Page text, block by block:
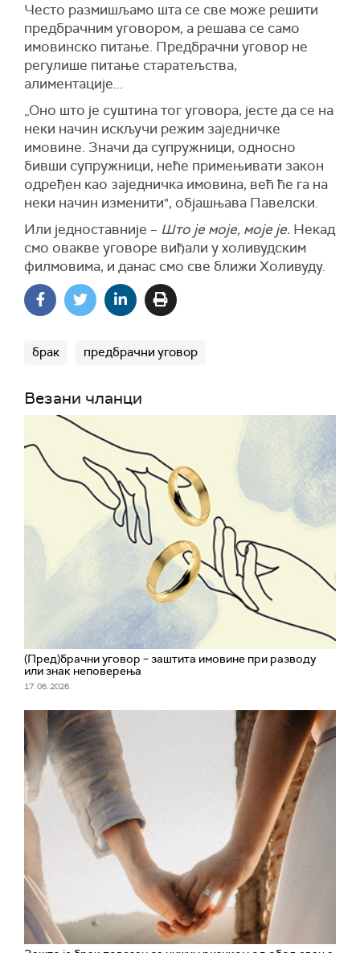
Често размишљамо шта се све може решити
предбрачним уговором, а решава се само
имовинско питање. Предбрачни уговор не
регулише питање старатељства,
алиментације...
„Оно што је суштина тог уговора, јесте да се на
неки начин искључи режим заједничке
имовине. Значи да супружници, односно
бивши супружници, неће примењивати закон
одређен као заједничка имовина, већ ће га на
неки начин изменити", објашњава Павелски.
Или једноставније – Што је моје, моје је. Некад
смо овакве уговоре виђали у холивудским
филмовима, и данас смо све ближи Холивуду.
брак предбрачни уговор
Везани чланци
(Пред)брачни уговор – заштита имовине при разводу
или знак неповерења
17. 06. 2026.